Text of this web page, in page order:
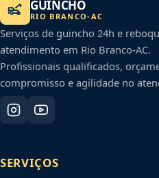
GUINCHO
RIO BRANCO-AC
Serviços de guincho 24h e
atendimento em Rio Branco-AC.
Profissionais qualificados,
compromisso e agilidade no
SERVIÇOS